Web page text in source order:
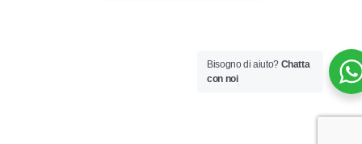
Bisogno di aiuto? Chatta
con noi